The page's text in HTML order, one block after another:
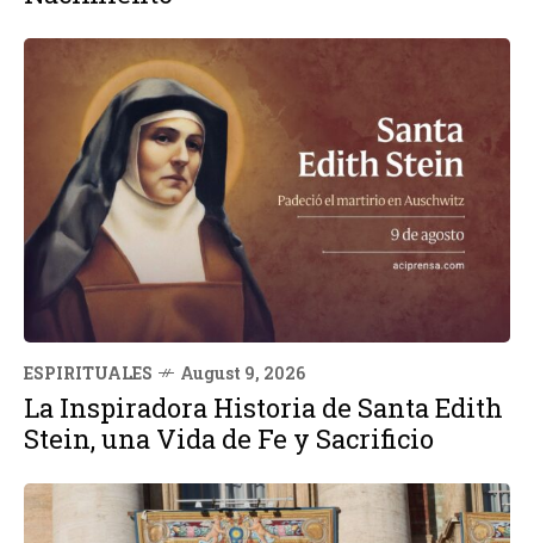
ESPIRITUALES August 9, 2026
La Inspiradora Historia de Santa Edith
Stein, una Vida de Fe y Sacrificio